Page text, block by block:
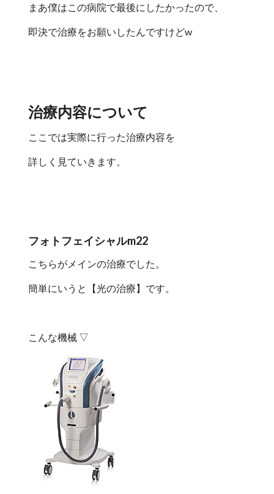
まあ僕はこの病院で最後にしたかったので、
即決で治療をお願いしたんですけどw
治療内容について
ここでは実際に行った治療内容を
詳しく見ていきます。
フォトフェイシャルm22
こちらがメインの治療でした。
簡単にいうと【光の治療】です。
こんな機械 ▽